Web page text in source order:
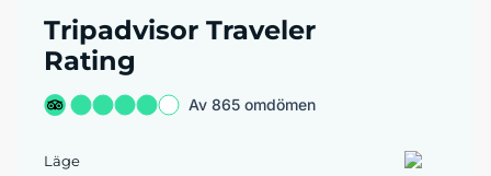
Tripadvisor Traveler
Rating
Av 865 omdömen
Läge